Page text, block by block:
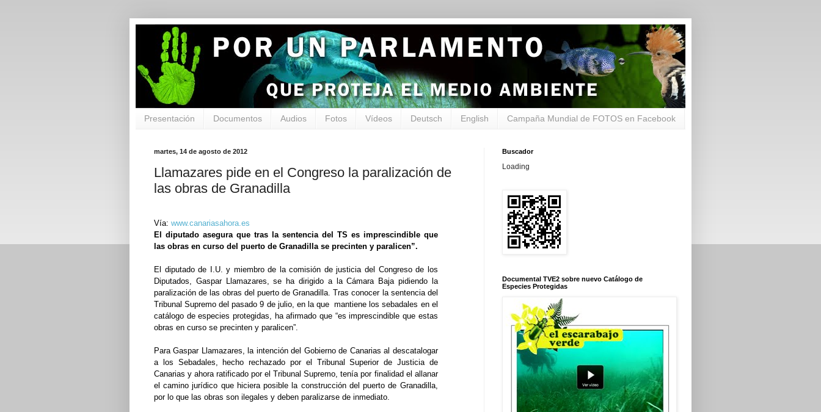
Presentación Documentos Audios Fotos Vídeos Deutsch English Campaña Mundial de FOTOS en Facebook
martes, 14 de agosto de 2012
Llamazares pide en el Congreso la paralización de
las obras de Granadilla
Vía: www.canariasahora.es
El diputado asegura que tras la sentencia del TS es imprescindible que
las obras en curso del puerto de Granadilla se precinten y paralicen”.
El diputado de I.U. y miembro de la comisión de justicia del Congreso de los
Diputados, Gaspar Llamazares, se ha dirigido a la Cámara Baja pidiendo la
paralización de las obras del puerto de Granadilla. Tras conocer la sentencia del
Tribunal Supremo del pasado 9 de julio, en la que mantiene los sebadales en el
catálogo de especies protegidas, ha afirmado que “es imprescindible que estas
obras en curso se precinten y paralicen”.
Para Gaspar Llamazares, la intención del Gobierno de Canarias al descatalogar
a los Sebadales, hecho rechazado por el Tribunal Superior de Justicia de
Canarias y ahora ratificado por el Tribunal Supremo, tenía por finalidad el allanar
el camino jurídico que hiciera posible la construcción del puerto de Granadilla,
por lo que las obras son ilegales y deben paralizarse de inmediato.
Buscador
Loading
Documental TVE2 sobre nuevo Catálogo de
Especies Protegidas